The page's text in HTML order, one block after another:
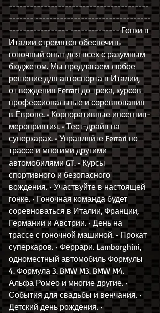
----------------------------------------
------- ---------------------------------
----------------- -------------- Гонки в
Италии стремятся обеспечить
гоночный опыт для всех с разумным
бюджетом. Мы предлагаем любое
решение для автоспорта в Италии,
от вождения Ferrari до трека, курсов
профессиональные и соревнования
в Европе. • Корпоративные инсентив-
мероприятия. • Тест-драйв на
суперкарах. • Управляйте Ferrari по
трассе и многими другими
автомобилями GT. • Курсы
спортивного и безопасного
вождения. • Участвуйте в настоящей
гонке. • Гоночная команда будет
соревноваться в Италии, Франции,
Германии и Австрии. • День на
трассе с гоночной машиной. • Прокат
суперкаров. • Феррари. Lamborghini,
одноместный автомобиль Формулы
4. Формула 3. BMW M3. BMW M4.
Альфа Ромео и многие другие. •
События для свадьбы и венчания. •
Детский день рождения. •